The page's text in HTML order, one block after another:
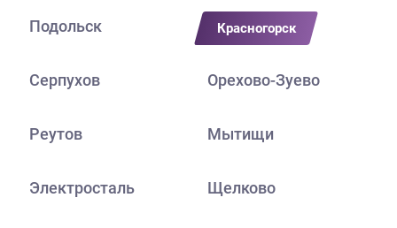
Подольск Красногорск
Серпухов Орехово-Зуево
Реутов Мытищи
Электросталь Щелково